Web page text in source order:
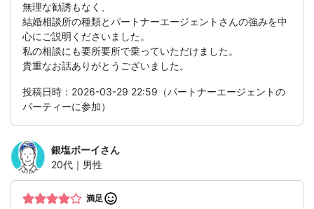
無理な勧誘もなく、
結婚相談所の種類とパートナーエージェントさんの強みを中
心にご説明くださいました。
私の相談にも要所要所で乗っていただけました。
貴重なお話ありがとうございました。
投稿日時：2026-03-29 22:59（パートナーエージェントの
パーティーに参加）
銀塩ボーイさん
20代｜男性
満足